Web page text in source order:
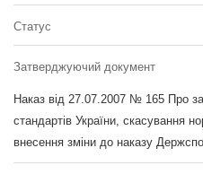
Статус
Затверджуючий документ
Наказ від 27.07.2007 № 165 Про
стандартів України, скасування
внесення зміни до наказу